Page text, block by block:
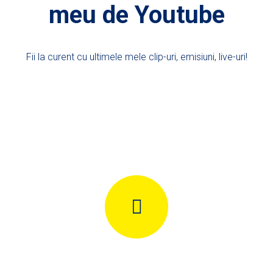
meu de Youtube
Fii la curent cu ultimele mele clip-uri, emisiuni, live-uri!